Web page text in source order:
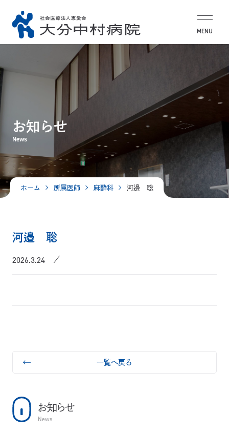
MENU
お知らせ
News
ホーム 所属医師 麻酔科 河邉 聡
河邉 聡
2026.3.24
一覧へ戻る
お知らせ
News